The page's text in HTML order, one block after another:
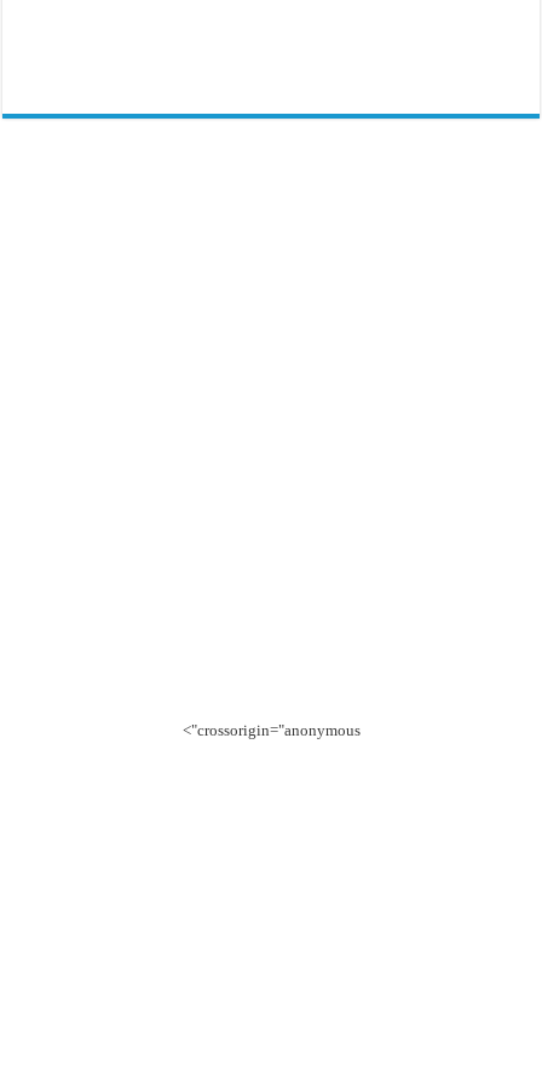
crossorigin="anonymous">